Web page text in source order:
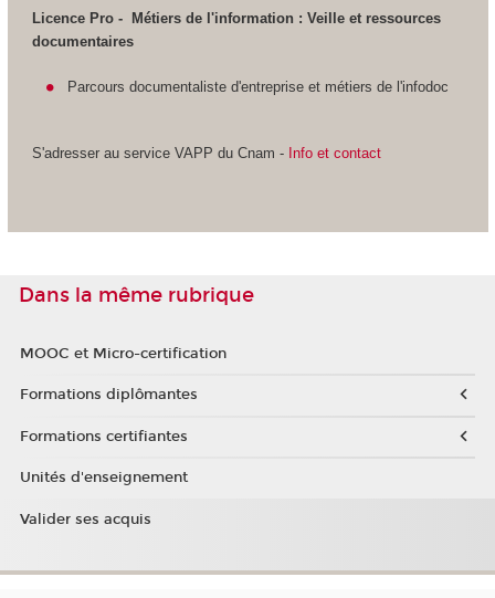
Licence Pro - Métiers de l'information : Veille et ressources
documentaires
Parcours documentaliste d'entreprise et métiers de l'infodoc
S'adresser au service VAPP du Cnam - Info et contact
Dans la même rubrique
MOOC et Micro-certification
Formations diplômantes
Formations certifiantes
Unités d'enseignement
Valider ses acquis